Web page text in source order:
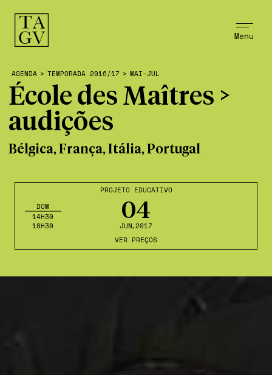
Menu
PROJETO EDUCATIVO
04
JUN,2017
DOM
14H30
18H30
VER PREÇOS
AGENDA > TEMPORADA 2016/17 > MAI-JUL
École des Maîtres >
audições
Bélgica, França, Itália, Portugal